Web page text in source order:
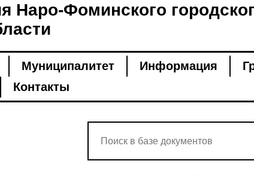
Наро-Фоминского
Муниципалитет Информация
Контакты